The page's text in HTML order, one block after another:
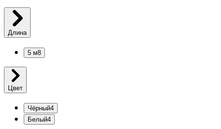
Длина
5 м8
Цвет
Чёрный4
Белый4